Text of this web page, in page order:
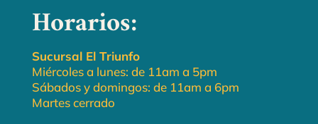
Horarios:
Sucursal El Triunfo
Miércoles a lunes: de 11am a 5pm
Sábados y domingos: de 11am a 6pm
Martes cerrado